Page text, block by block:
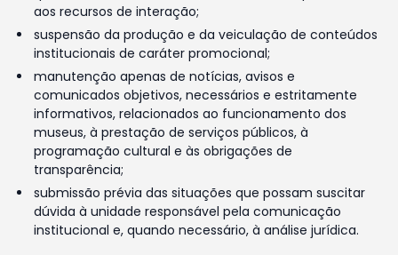
aos recursos de interação;
suspensão da produção e da veiculação de conteúdos
institucionais de caráter promocional;
manutenção apenas de notícias, avisos e
comunicados objetivos, necessários e estritamente
informativos, relacionados ao funcionamento dos
museus, à prestação de serviços públicos, à
programação cultural e às obrigações de
transparência;
submissão prévia das situações que possam suscitar
dúvida à unidade responsável pela comunicação
institucional e, quando necessário, à análise jurídica.